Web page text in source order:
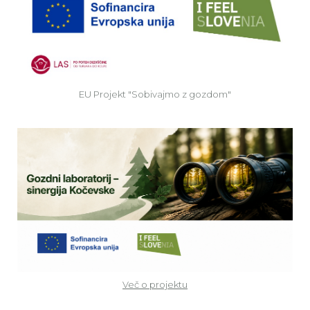
EU Projekt "Sobivajmo z gozdom"
Več o projektu